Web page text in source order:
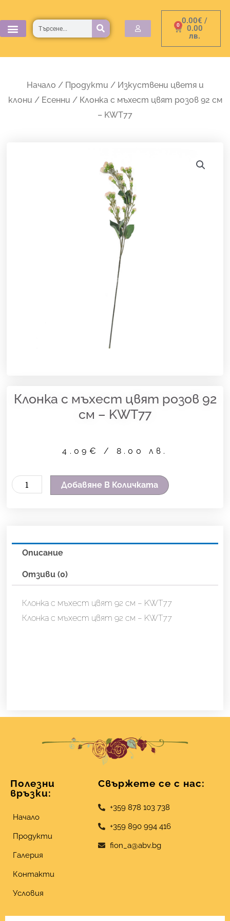
to
content
0.00€ /
0.00
лв.
0
Cart
Търсене
Начало / Продукти / Изкуствени цветя и
клони / Есенни / Клонка с мъхест цвят розов 92 см
– KWT77
Клонка с мъхест цвят розов 92
см – KWT77
4.09 € / 8.00 лв.
количество
мъхест
цвят
розов
92
Добавяне В Количката
Описание
Отзиви (0)
Клонка с мъхест цвят 92 см – KWT77
Клонка с мъхест цвят 92 см – KWT77
Полезни
връзки:
Начало
Продукти
Галерия
Контакти
Условия
Свържете се с нас:
+359 878 103 738
+359 890 994 416
fion_a@abv.bg